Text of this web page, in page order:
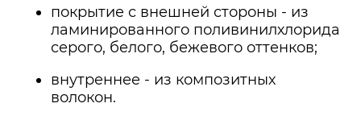
покрытие с внешней стороны - из
ламинированного поливинилхлорида
серого, белого, бежевого оттенков;
внутреннее - из композитных
волокон.